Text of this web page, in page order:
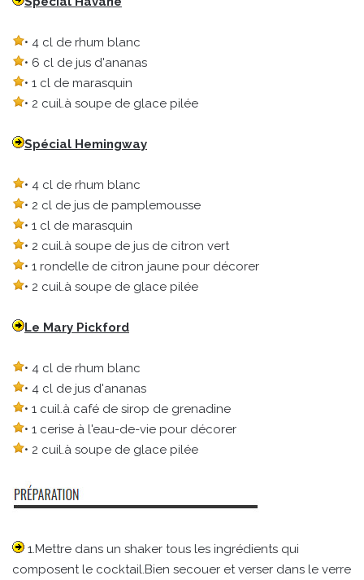
• 4 cl de rhum blanc
• 6 cl de jus d'ananas
• 1 cl de marasquin
• 2 cuil.à soupe de glace pilée
Spécial Hemingway
• 4 cl de rhum blanc
• 2 cl de jus de pamplemousse
• 1 cl de marasquin
• 2 cuil.à soupe de jus de citron vert
• 1 rondelle de citron jaune pour décorer
• 2 cuil.à soupe de glace pilée
Le Mary Pickford
• 4 cl de rhum blanc
• 4 cl de jus d'ananas
• 1 cuil.à café de sirop de grenadine
• 1 cerise à l'eau-de-vie pour décorer
• 2 cuil.à soupe de glace pilée
1.Mettre dans un shaker tous les ingrédients qui
composent le cocktail.Bien secouer et verser dans le verre